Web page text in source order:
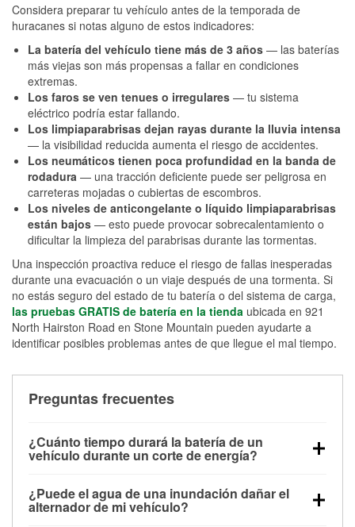
Considera preparar tu vehículo antes de la temporada de
huracanes si notas alguno de estos indicadores:
La batería del vehículo tiene más de 3 años — las baterías
más viejas son más propensas a fallar en condiciones
extremas.
Los faros se ven tenues o irregulares — tu sistema
eléctrico podría estar fallando.
Los limpiaparabrisas dejan rayas durante la lluvia intensa
— la visibilidad reducida aumenta el riesgo de accidentes.
Los neumáticos tienen poca profundidad en la banda de
rodadura — una tracción deficiente puede ser peligrosa en
carreteras mojadas o cubiertas de escombros.
Los niveles de anticongelante o líquido limpiaparabrisas
están bajos — esto puede provocar sobrecalentamiento o
dificultar la limpieza del parabrisas durante las tormentas.
Una inspección proactiva reduce el riesgo de fallas inesperadas
durante una evacuación o un viaje después de una tormenta. Si
no estás seguro del estado de tu batería o del sistema de carga,
las pruebas GRATIS de batería en la tienda ubicada en 921
North Hairston Road en Stone Mountain pueden ayudarte a
identificar posibles problemas antes de que llegue el mal tiempo.
Preguntas frecuentes
¿Cuánto tiempo durará la batería de un
vehículo durante un corte de energía?
alimentar pequeños accesorios durante un tiempo
limitado, pero el uso repetido sin conducir el vehículo
¿Puede el agua de una inundación dañar el
alternador de mi vehículo?